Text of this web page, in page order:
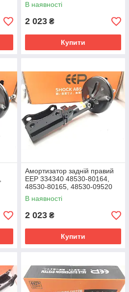
В наявності
2 023 ₴
Купити
Амортизатор задній правий
EEP 334340 48530-80164,
48530-80165, 48530-09520
В наявності
2 023 ₴
Купити